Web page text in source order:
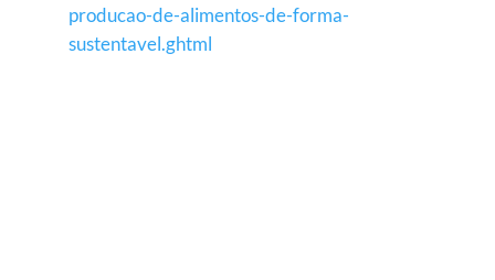
producao-de-alimentos-de-forma-
sustentavel.ghtml